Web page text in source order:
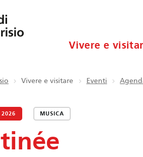
Vivere e
Vivere e visitare Eventi
MUSICA